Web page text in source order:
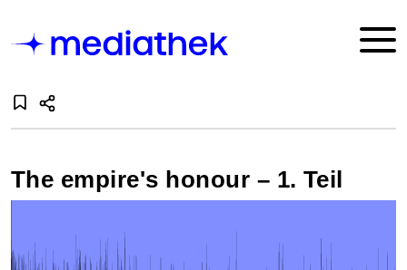
The empire's honour – 1. Teil